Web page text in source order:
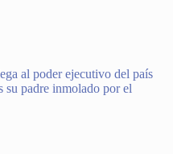
al poder ejecutivo del país
su padre inmolado por el